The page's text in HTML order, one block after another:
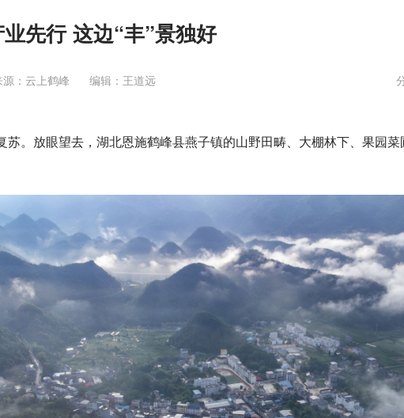
先行 这边“丰”景独好
源：云上鹤峰 编辑：王道远
苏。放眼望去，湖北恩施鹤峰县燕子镇的山野田畴、大棚林下、果园